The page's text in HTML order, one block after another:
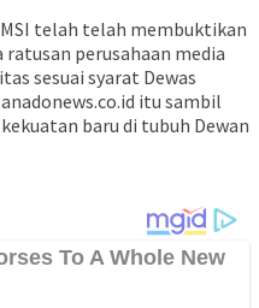
telah telah membuktikan
perusahaan media
sesuai syarat Dewas
itu sambil
baru di tubuh Dewan